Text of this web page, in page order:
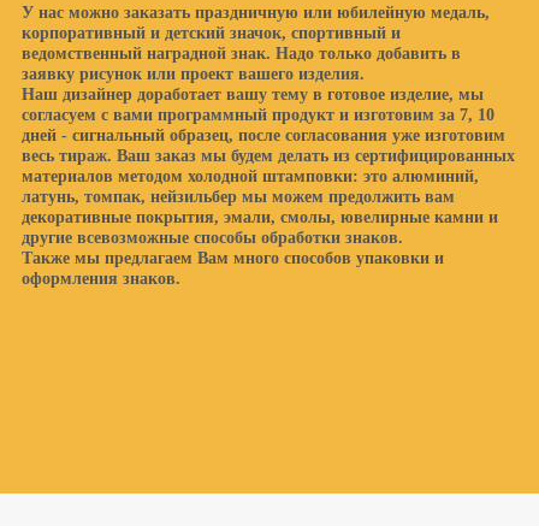
У нас можно заказать праздничную или юбилейную медаль,
корпоративный и детский значок, спортивный и
ведомственный наградной знак. Надо только добавить в
заявку рисунок или проект вашего изделия.
Наш дизайнер доработает вашу тему в готовое изделие, мы
согласуем с вами программный продукт и изготовим за 7, 10
дней - сигнальный образец, после согласования уже изготовим
весь тираж. Ваш заказ мы будем делать из сертифицированных
материалов методом холодной штамповки: это алюминий,
латунь, томпак, нейзильбер мы можем предолжить вам
декоративные покрытия, эмали, смолы, ювелирные камни и
другие всевозможные способы обработки знаков.
Также мы предлагаем Вам много способов упаковки и
оформления знаков.